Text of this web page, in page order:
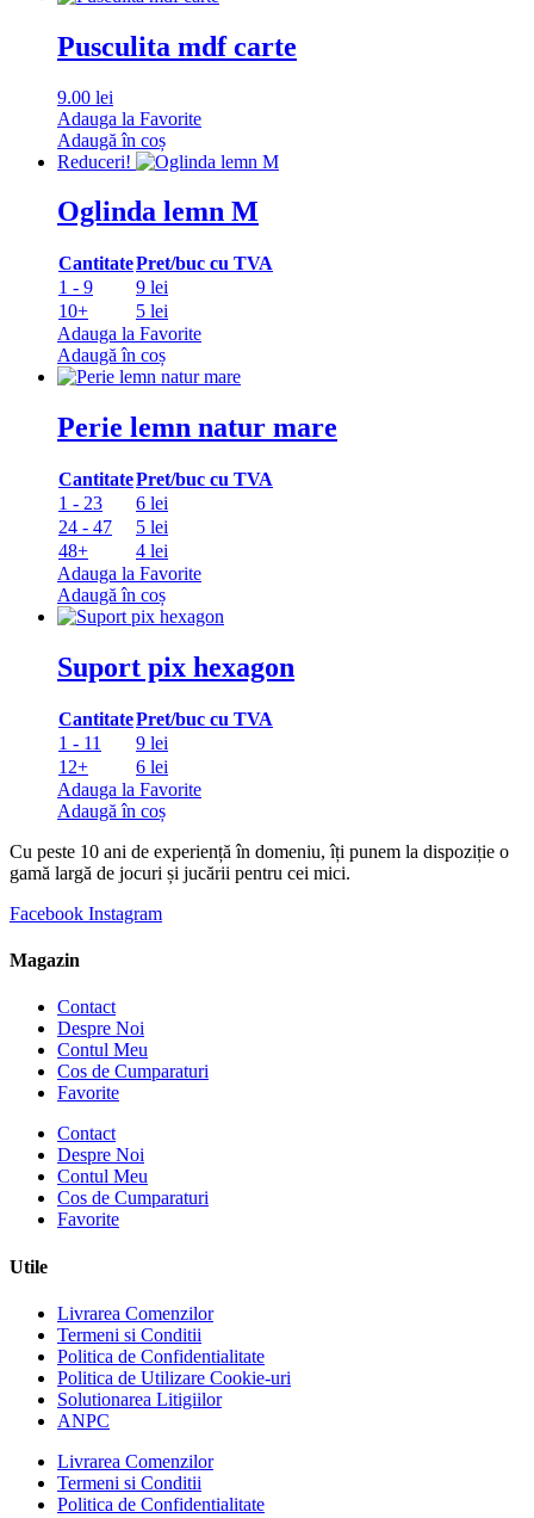
Pusculita mdf carte
9.00 lei
Adauga la Favorite
Adaugă în coș
Reduceri!
Oglinda lemn M
CantitatePret/buc cu TVA
1 - 9
9 lei
10+
5 lei
Adauga la Favorite
Adaugă în coș
Perie lemn natur mare
CantitatePret/buc cu TVA
1 - 23
6 lei
24 - 47
5 lei
48+
4 lei
Adauga la Favorite
Adaugă în coș
Suport pix hexagon
CantitatePret/buc cu TVA
1 - 11
9 lei
12+
6 lei
Adauga la Favorite
Adaugă în coș
Cu peste 10 ani de experiență în domeniu, îți punem la dispoziție o
gamă largă de jocuri și jucării pentru cei mici.
Facebook Instagram
Magazin
Contact
Despre Noi
Contul Meu
Cos de Cumparaturi
Favorite
Contact
Despre Noi
Contul Meu
Cos de Cumparaturi
Favorite
Utile
Livrarea Comenzilor
Termeni si Conditii
Politica de Confidentialitate
Politica de Utilizare Cookie-uri
Solutionarea Litigiilor
ANPC
Livrarea Comenzilor
Termeni si Conditii
Politica de Confidentialitate